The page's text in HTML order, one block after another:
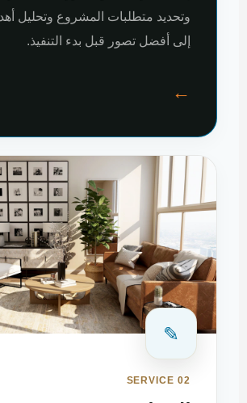
وتحديد متطلبات المشروع وتحليل
إلى أفضل تصور قبل بدء التنفيذ.
←
✎
SERVICE 02